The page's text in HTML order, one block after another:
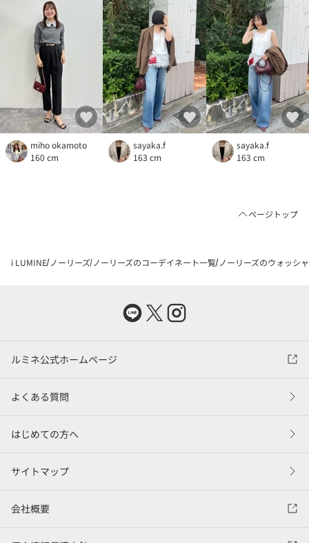
miho okamoto
160 cm
sayaka.f
163 cm
sayaka.f
163 cm
ページトップ
i LUMINE ノーリーズ ノーリーズのコーデイネート一覧 ノーリーズのウォッシ
ルミネ公式ホームページ
よくある質問
はじめての方へ
サイトマップ
会社概要